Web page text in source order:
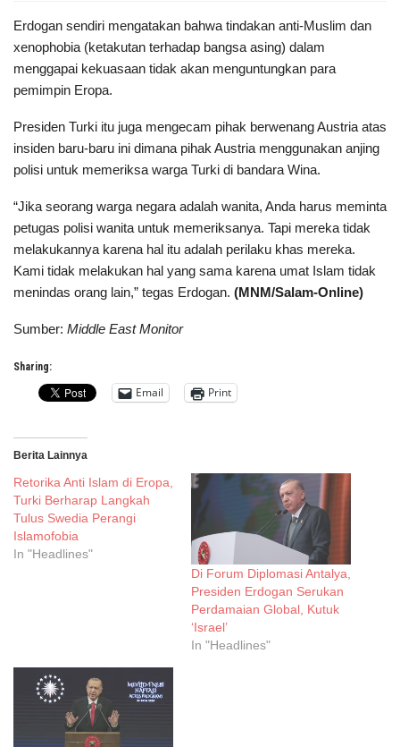
Erdogan sendiri mengatakan bahwa tindakan anti-Muslim dan
xenophobia (ketakutan terhadap bangsa asing) dalam
menggapai kekuasaan tidak akan menguntungkan para
pemimpin Eropa.
Presiden Turki itu juga mengecam pihak berwenang Austria atas
insiden baru-baru ini dimana pihak Austria menggunakan anjing
polisi untuk memeriksa warga Turki di bandara Wina.
“Jika seorang warga negara adalah wanita, Anda harus meminta
petugas polisi wanita untuk memeriksanya. Tapi mereka tidak
melakukannya karena hal itu adalah perilaku khas mereka.
Kami tidak melakukan hal yang sama karena umat Islam tidak
menindas orang lain,” tegas Erdogan. (MNM/Salam-Online)
Sumber: Middle East Monitor
Sharing:
Email Print
Berita Lainnya
Retorika Anti Islam di Eropa,
Turki Berharap Langkah
Tulus Swedia Perangi
Islamofobia
In "Headlines"
Di Forum Diplomasi Antalya,
Presiden Erdogan Serukan
Perdamaian Global, Kutuk
‘Israel’
In "Headlines"